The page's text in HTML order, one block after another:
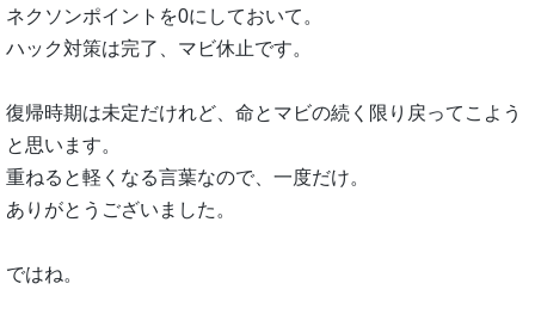
ネクソンポイントを0にしておいて。
ハック対策は完了、マビ休止です。
復帰時期は未定だけれど、命とマビの続く限り戻ってこよう
と思います。
重ねると軽くなる言葉なので、一度だけ。
ありがとうございました。
ではね。